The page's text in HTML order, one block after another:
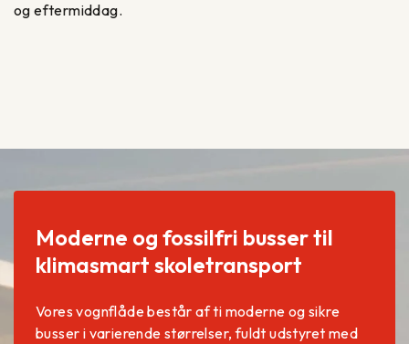
og eftermiddag.
Moderne og fossilfri busser til
klimasmart skoletransport
Vores vognflåde består af ti moderne og sikre
busser i varierende størrelser, fuldt udstyret med